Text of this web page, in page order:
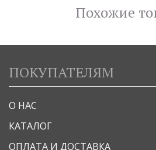
Похожие
ПОКУПАТЕЛЯМ
О НАС
КАТАЛОГ
ОПЛАТА И ДОСТАВКА